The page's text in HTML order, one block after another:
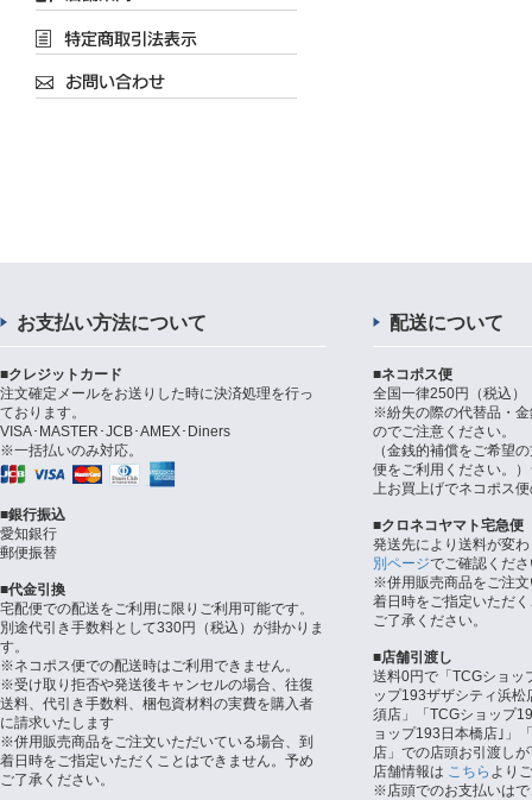
お支払い方法について
■クレジットカード
注文確定メールをお送りした時に決済処理を行っ
ております。
VISA･MASTER･JCB･AMEX･Diners
※一括払いのみ対応。
■銀行振込
愛知銀行
郵便振替
■代金引換
宅配便での配送をご利用に限りご利用可能です。
別途代引き手数料として330円（税込）が掛かりま
す。
※ネコポス便での配送時はご利用できません。
※受け取り拒否や発送後キャンセルの場合、往復
送料、代引き手数料、梱包資材料の実費を購入者
に請求いたします
※併用販売商品をご注文いただいている場合、到
着日時をご指定いただくことはできません。予め
ご了承ください。
配送について
■ネコポス便
全国一律250円（税込）
※紛失の際の代替品・
のでご注意ください。
（金銭的補償をご希望
便をご利用ください。
上お買上げでネコポス
■クロネコヤマト宅急便
発送先により送料が変
別ページでご確認くだ
※併用販売商品をご注
着日時をご指定いただ
ご了承ください。
■店舗引渡し
送料0円で「TCGショッ
ップ193ザザシティ浜
須店」「TCGショップ
ョップ193日本橋店｣」
店」での店頭お引渡し
店舗情報は こちら より
※店頭でのお支払いは